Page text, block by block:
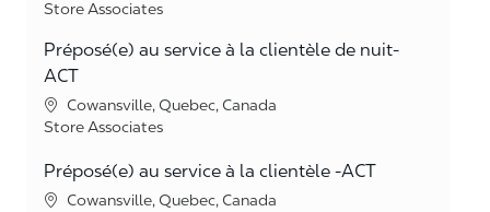
Category
Store Associates
Préposé(e) au service à la clientèle de nuit-
ACT
Location
Cowansville, Quebec, Canada
Category
Store Associates
Préposé(e) au service à la clientèle -ACT
Location
Cowansville, Quebec, Canada